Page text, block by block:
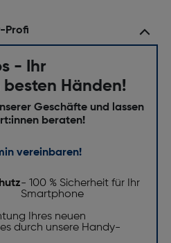
Profi
- Ihr
Händen!
Geschäfte und lassen
beraten!
vereinbaren!
- 100 % Sicherheit für Ihr
Smartphone
Ihres neuen
durch unsere Handy-